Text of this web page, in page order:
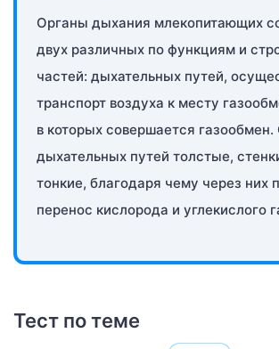
Органы дыхания млекопитающих
двух различных по функциям и
частей: дыхательных путей,
транспорт воздуха к месту
в которых совершается газообмен.
дыхательных путей толстые,
тонкие, благодаря чему через них
перенос кислорода и углекислого
Тест по теме